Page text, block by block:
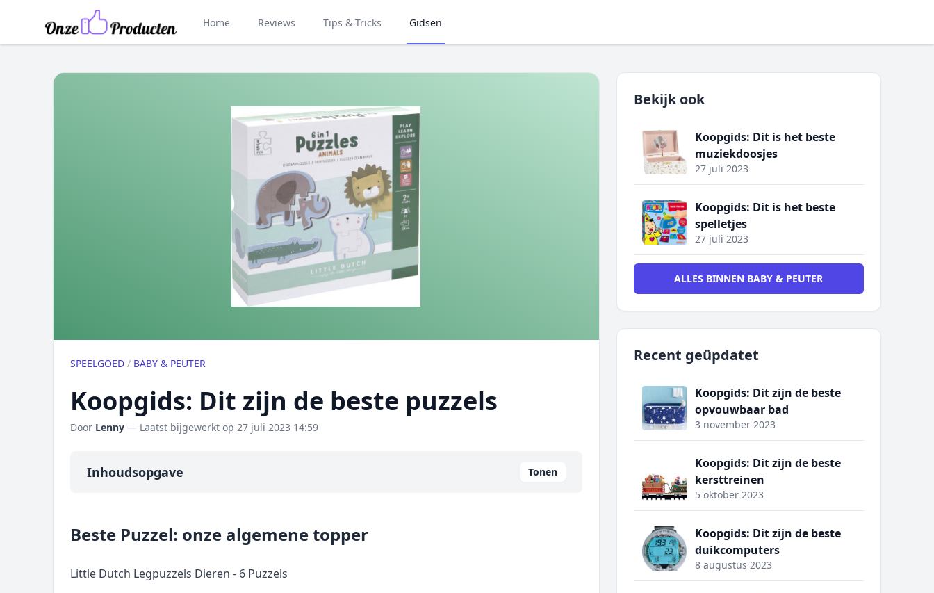
Home Reviews Tips & Tricks Gidsen
SPEELGOED / BABY & PEUTER
Koopgids: Dit zijn de beste puzzels
Door Lenny — Laatst bijgewerkt op 27 juli 2023 14:59
Inhoudsopgave Tonen
Onze algemene topper
Populaire merken
Beste Puzzel: onze algemene topper
Little Dutch Legpuzzels Dieren - 6 Puzzels
Bekijk ook
Koopgids: Dit is het beste
muziekdoosjes
27 juli 2023
Koopgids: Dit is het beste
spelletjes
27 juli 2023
ALLES BINNEN BABY & PEUTER
Recent geüpdatet
Koopgids: Dit zijn de beste
opvouwbaar bad
3 november 2023
Koopgids: Dit zijn de beste
kersttreinen
5 oktober 2023
Koopgids: Dit zijn de beste
duikcomputers
8 augustus 2023